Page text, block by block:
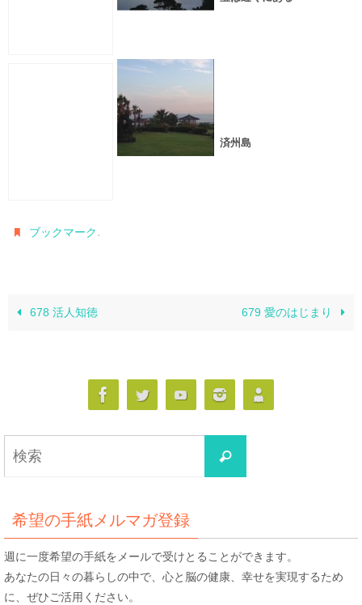
済州島
ブックマーク.
678 活人知徳 679 愛のはじまり
検
索
希望の手紙メルマガ登録
週に一度希望の手紙をメールで受けとることができます。
あなたの日々の暮らしの中で、心と脳の健康、幸せを実現するため
に、ぜひご活用ください。